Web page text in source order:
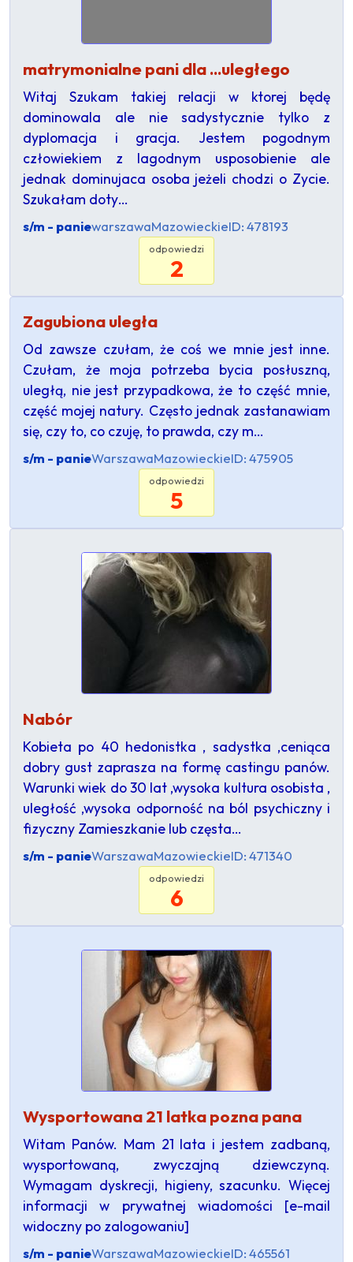
matrymonialne pani dla ...uległego
Witaj Szukam takiej relacji w ktorej będę
dominowala ale nie sadystycznie tylko z
dyplomacja i gracja. Jestem pogodnym
człowiekiem z lagodnym usposobienie ale
jednak dominujaca osoba jeżeli chodzi o Zycie.
Szukałam doty…
s/m - paniewarszawaMazowieckieID: 478193
odpowiedzi
2
Zagubiona uległa
Od zawsze czułam, że coś we mnie jest inne.
Czułam, że moja potrzeba bycia posłuszną,
uległą, nie jest przypadkowa, że to część mnie,
część mojej natury. Często jednak zastanawiam
się, czy to, co czuję, to prawda, czy m…
s/m - panieWarszawaMazowieckieID: 475905
odpowiedzi
5
Nabór
Kobieta po 40 hedonistka , sadystka ,ceniąca
dobry gust zaprasza na formę castingu panów.
Warunki wiek do 30 lat ,wysoka kultura osobista ,
uległość ,wysoka odporność na ból psychiczny i
fizyczny Zamieszkanie lub częsta…
s/m - panieWarszawaMazowieckieID: 471340
odpowiedzi
6
Wysportowana 21 latka pozna pana
Witam Panów. Mam 21 lata i jestem zadbaną,
wysportowaną, zwyczajną dziewczyną.
Wymagam dyskrecji, higieny, szacunku. Więcej
informacji w prywatnej wiadomości [e-mail
widoczny po zalogowaniu]
s/m - panieWarszawaMazowieckieID: 465561